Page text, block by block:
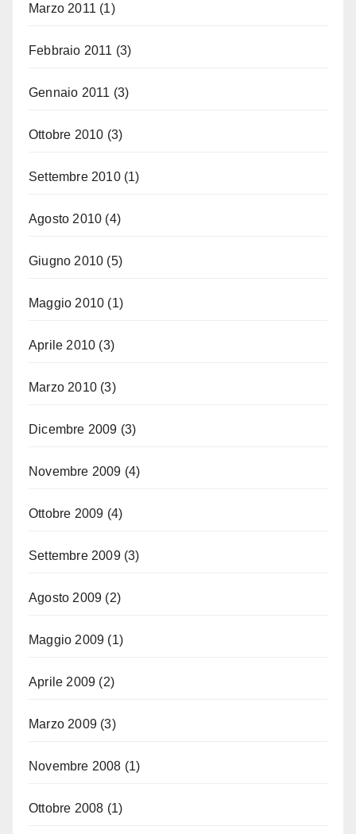
Marzo 2011 (1)
Febbraio 2011 (3)
Gennaio 2011 (3)
Ottobre 2010 (3)
Settembre 2010(1)
Agosto 2010 (4)
Giugno 2010 (5)
Maggio 2010 (1)
Aprile 2010 (3)
Marzo 2010 (3)
Dicembre 2009 (3)
Novembre 2009 (4)
Ottobre 2009 (4)
Settembre 2009(3)
Agosto 2009 (2)
Maggio 2009 (1)
Aprile 2009 (2)
Marzo 2009 (3)
Novembre 2008 (1)
Ottobre 2008 (1)